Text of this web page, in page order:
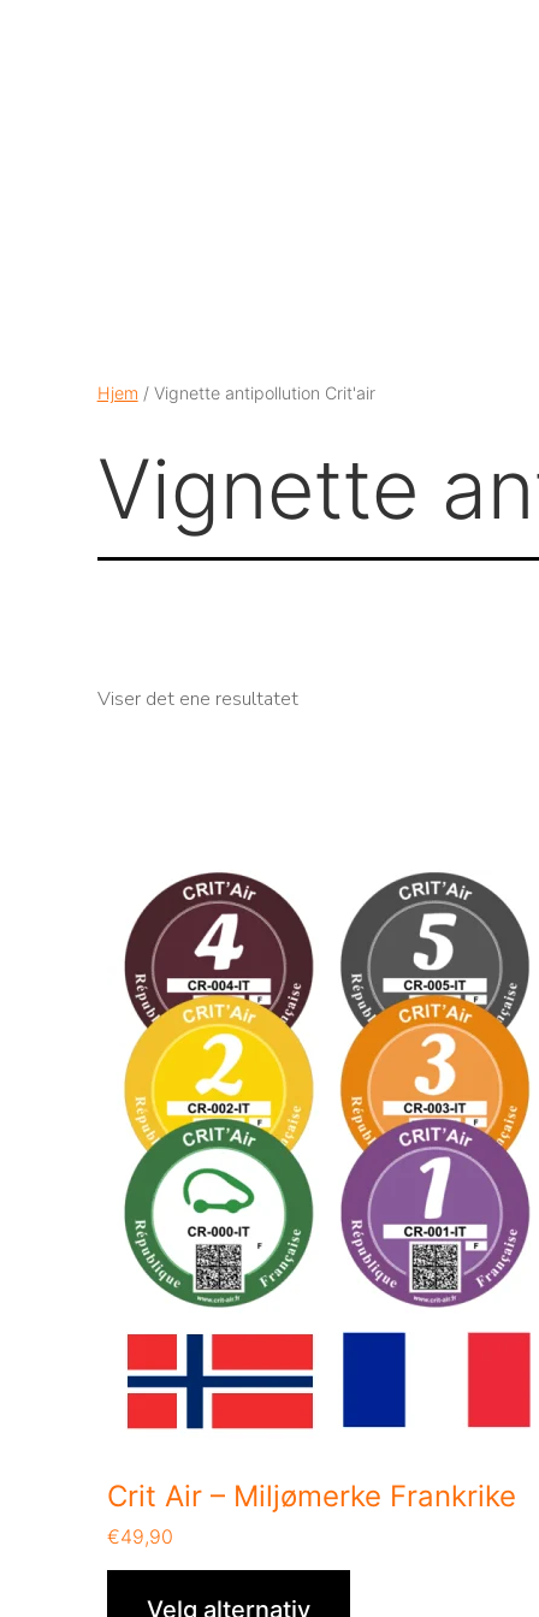
Hjem / Vignette antipollution Crit'air
Vignette
Viser det ene resultatet
Crit Air – Miljømerke Frankrike
€49,90
Velg alternativ